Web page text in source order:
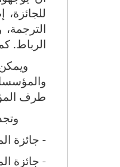
الرباط.
طرف
- جائزة
- جائزة